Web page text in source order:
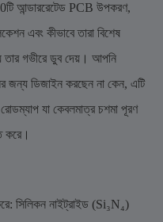
আন্ডাররেটেড PCB উপকরণ,
এবং কীভাবে তারা বিশেষ
তার গভীরে ডুব দেয়। আপনি
জন্য ডিজাইন করছেন না কেন, এটি
যা কেবলমাত্র চশমা পূরণ
করে।
সিলিকন নাইট্রাইড (Si₃N₄)